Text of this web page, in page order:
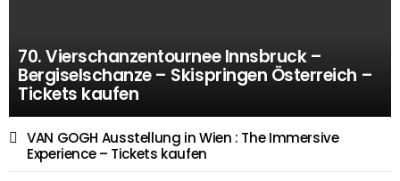
70. Vierschanzentournee Innsbruck –
Bergiselschanze – Skispringen Österreich –
Tickets kaufen
VAN GOGH Ausstellung in Wien : The Immersive
Experience – Tickets kaufen